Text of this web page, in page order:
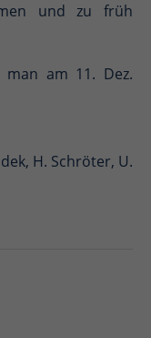
und zu früh
am 11. Dez.
H. Schröter, U.